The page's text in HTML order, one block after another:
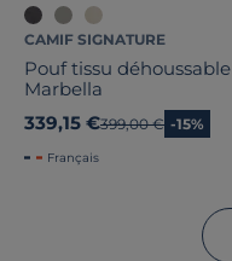
CAMIF SIGNATURE
Pouf tissu déhoussable
Marbella
339,15 €Ancien prix
399,00 € -15%
Français